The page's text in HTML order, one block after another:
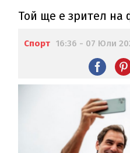
Той ще е зрител на
Спорт 16:36 - 07 Юли